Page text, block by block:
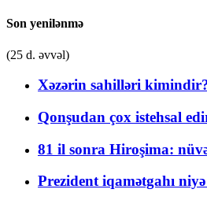
Son yenilənmə
(25 d. əvvəl)
Xəzərin sahilləri
Qonşudan çox istehsal
81 il sonra Hiroşima:
Prezident iqamətgahı